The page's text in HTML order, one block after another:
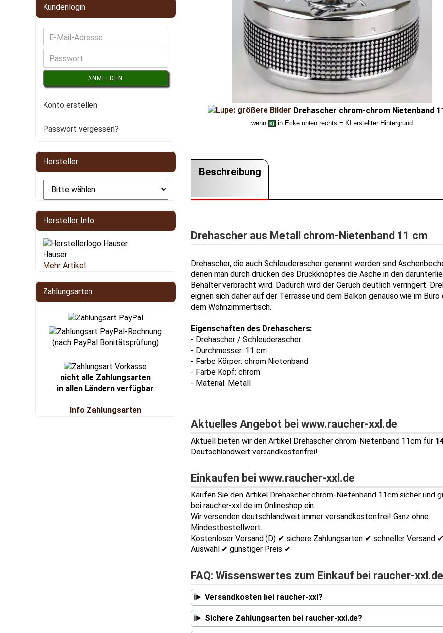
Drehascher chrom-chrom Nietenband
wenn in Ecke unten rechts = KI erstellter Hintergrund
Beschreibung
Drehascher aus Metall chrom-Nietenband 11 cm
Drehascher, die auch Schleuderascher genannt werden sind
denen man durch drücken des Drückknopfes die Asche in den
Behälter verbracht wird. Dadurch wird der Geruch deutlich verringert.
eignen sich daher auf der Terrasse und dem Balkon genauso wie im Büro
dem Wohnzimmertisch.
Eigenschaften des Drehaschers:
- Drehascher / Schleuderascher
- Durchmesser: 11 cm
- Farbe Körper: chrom Nietenband
- Farbe Kopf: chrom
- Material: Metall
Aktuelles Angebot bei www.raucher-xxl.de
Aktuell bieten wir den Artikel Drehascher chrom-Nietenband 11cm für
Deutschlandweit versandkostenfrei!
Einkaufen bei www.raucher-xxl.de
Kaufen Sie den Artikel Drehascher chrom-Nietenband 11cm sicher und
bei raucher-xxl.de im Onlineshop ein.
Wir versenden deutschlandweit immer versandkostenfrei! Ganz ohne
Mindestbestellwert.
Kostenloser Versand (D) ✔ sichere Zahlungsarten ✔ schneller Versand
Auswahl ✔ günstiger Preis ✔
FAQ: Wissenswertes zum Einkauf bei raucher-
Versandkosten bei raucher-xxl?
Sichere Zahlungsarten bei raucher-xxl.de?
Kundenlogin
ANMELDEN
Konto erstellen
Passwort vergessen?
Hersteller
Hersteller Info
Hauser
Mehr Artikel
Zahlungsarten
(nach PayPal Bonitätsprüfung)
nicht alle Zahlungsarten
in allen Ländern verfügbar
Info Zahlungsarten